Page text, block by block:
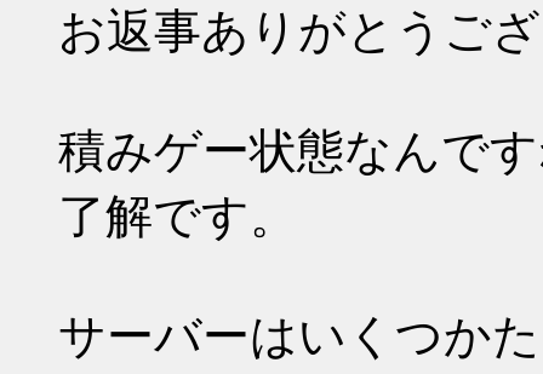
お返事ありがとうご
積みゲー状態なんで
了解です。
サーバーはいくつか